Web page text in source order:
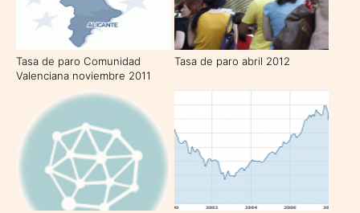
Tasa de paro Comunidad
Valenciana noviembre 2011
Tasa de paro abril 2012